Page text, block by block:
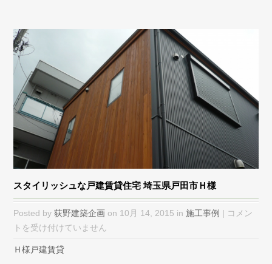
は
スタイリッシュな戸建賃貸住宅 埼玉県戸田市Ｈ様
Posted by荻野建築企画 on 10月 14, 2015 in施工事例 | ス
イ
コメン
トを受け付けていません
Ｈ様戸建賃貸